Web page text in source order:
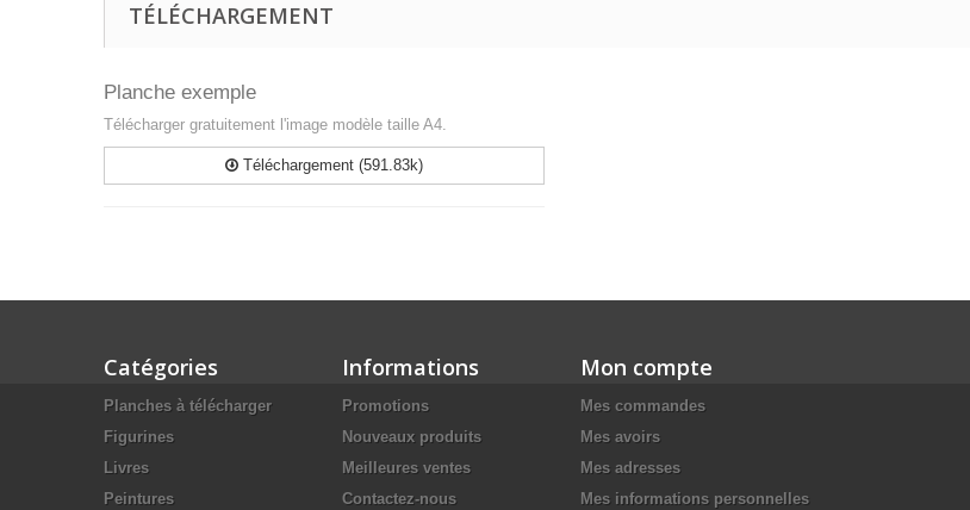
TÉLÉCHARGEMENT
Planche exemple
Télécharger gratuitement l'image modèle taille A4.
Téléchargement (591.83k)
Catégories
Planches à télécharger
Figurines
Livres
Peintures
Informations
Promotions
Nouveaux produits
Meilleures ventes
Contactez-nous
Mon compte
Mes commandes
Mes avoirs
Mes adresses
Mes informations personnelles